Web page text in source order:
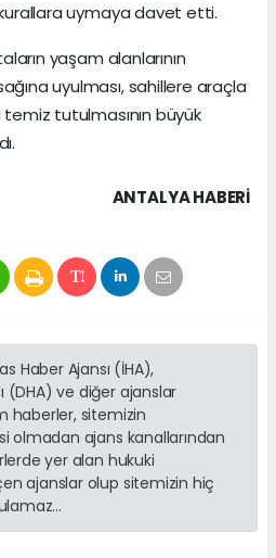
uymaya davet etti.
yaşam alanlarının
uyulması, sahillere araçla
tutulmasının büyük
ANTALYA HABERİ
Haber Ajansı (İHA),
(DHA) ve diğer ajanslar
haberler, sitemizin
olmadan ajans kanallarından
yer alan hukuki
ajanslar olup sitemizin hiç